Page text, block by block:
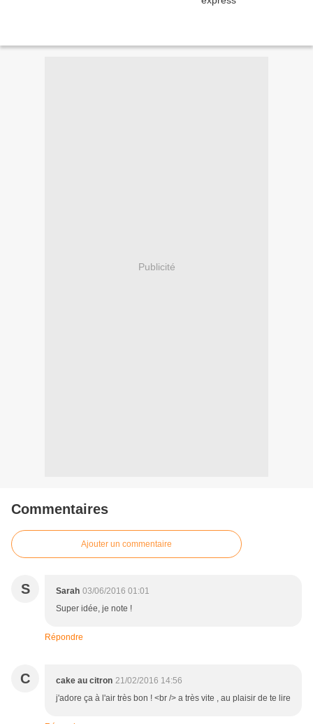
Publicité
Commentaires
Ajouter un commentaire
S Sarah 03/06/2016 01:01
Super idée, je note !
Répondre
C cake au citron 21/02/2016 14:56
j'adore ça à l'air très bon ! <br /> a très vite , au plaisir de te lire